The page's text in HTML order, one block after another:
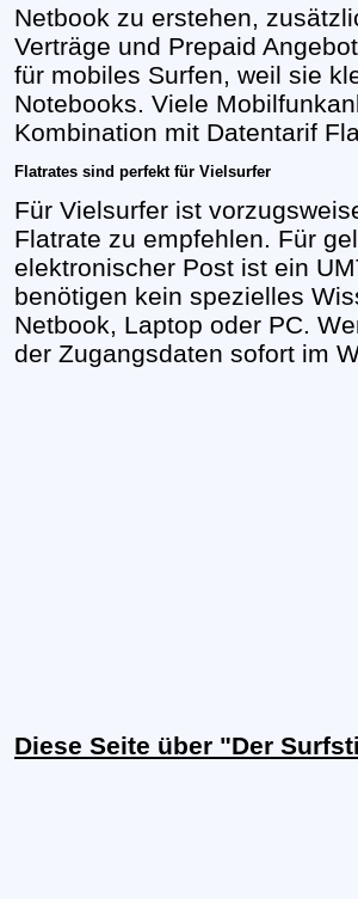
Netbook zu erstehen,
Verträge und Prepaid
für mobiles Surfen, weil sie
Notebooks. Viele
Kombination mit Datentarif
Flatrates sind perfekt für Vielsurfer
Für Vielsurfer ist
Flatrate zu empfehlen. Für
elektronischer Post ist ein
benötigen kein spezielles
Netbook, Laptop oder PC.
der Zugangsdaten sofort im
Diese Seite über "Der